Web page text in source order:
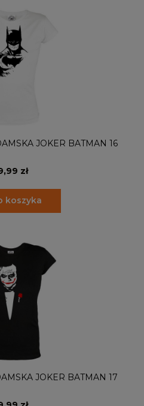
JOKER BATMAN 16
zł
koszyka
JOKER BATMAN 17